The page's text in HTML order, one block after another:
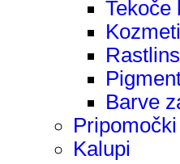
Tekoče
Barve
Pripomočki
Kalupi